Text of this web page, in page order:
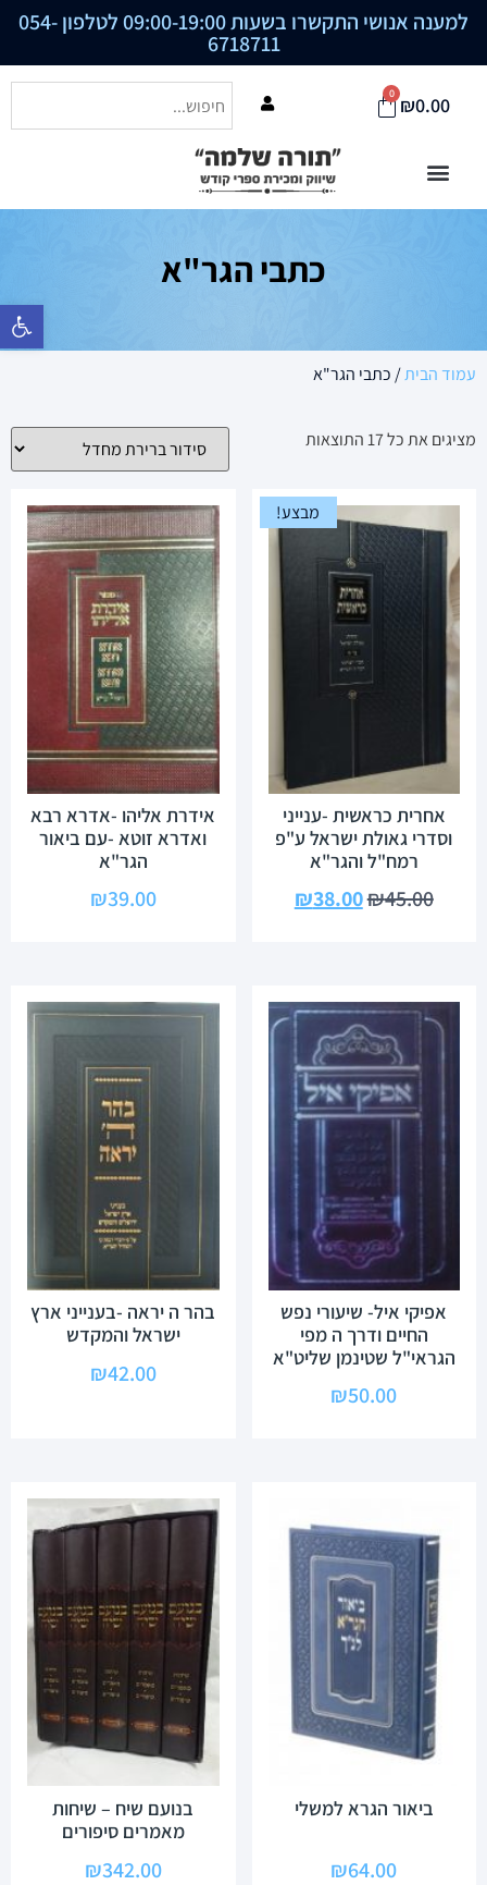
פתח סרגל
למענה אנושי התקשרו בשעות 09:00-19:00 לטלפון 054-
6718711
₪0.00
0
כתבי הגר"א
עמוד הבית/ כתבי הגר"א
מציגים את כל ⁦17⁩ התוצאות
מבצע!
אחרית כראשית -ענייני
וסדרי גאולת ישראל ע"פ
רמח"ל והגר"א
₪45.00
₪38.00
אידרת אליהו -אדרא רבא
ואדרא זוטא -עם ביאור
הגר"א
₪39.00
אפיקי איל- שיעורי נפש
החיים ודרך ה מפי
הגראי"ל שטינמן שליט"א
₪50.00
בהר ה יראה -בענייני ארץ
ישראל והמקדש
₪42.00
ביאור הגרא למשלי
₪64.00
בנועם שיח – שיחות
מאמרים סיפורים
₪342.00